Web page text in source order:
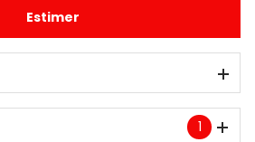
Estimer
1